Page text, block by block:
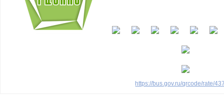
https://bus.gov.ru/qrcode/rate/